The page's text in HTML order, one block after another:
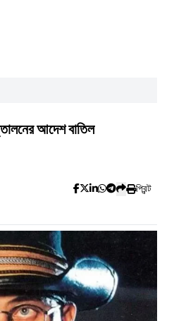
আদেশ বাতিল
প্রিন্ট